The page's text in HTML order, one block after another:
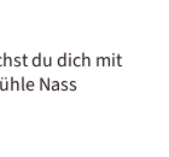
du dich mit
Nass